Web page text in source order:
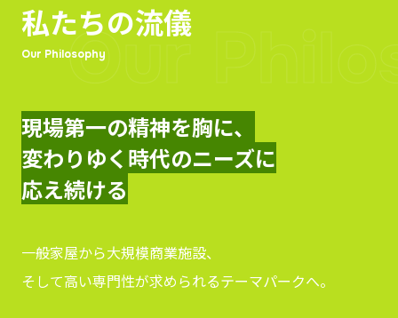
Our
Our Philosophy
私たちの流儀
現場第一の精神を胸に、
変わりゆく時代のニーズに
応え続ける
一般家屋から大規模商業施設、
そして高い専門性が求められるテーマパークへ。